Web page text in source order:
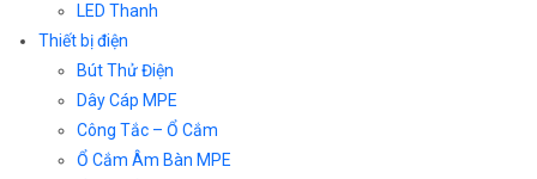
LED Thanh
Thiết bị điện
Bút Thử Điện
Dây Cáp MPE
Công Tắc – Ổ Cắm
Ổ Cắm Âm Bàn MPE